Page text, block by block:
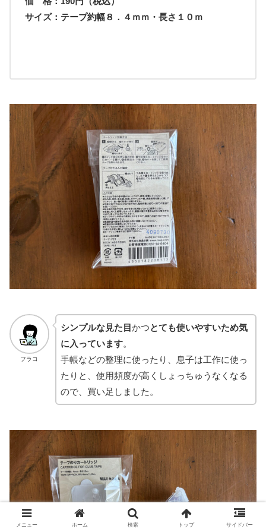
サイズ：テープ約幅８．４ｍｍ・長さ１０ｍ
フラコ
シンプルな見た目 かつとても使いやすいため気
に入っています。
手帳などの整理に使ったり、息子は工作に使っ
たりと、使用頻度が高くしょっちゅうなくなる
ので、買い足しました。
メニュー ホーム 検索 トップ サイドバー